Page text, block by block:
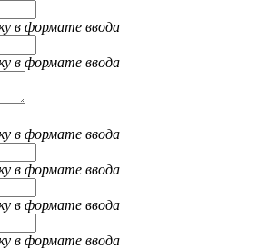
в формате ввода
в формате ввода
в формате ввода
в формате ввода
в формате ввода
в формате ввода